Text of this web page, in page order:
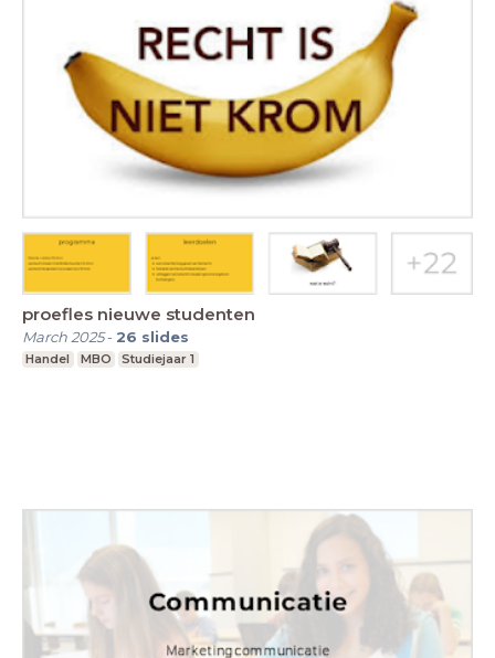
proefles nieuwe studenten
March 2025- 26 slides
Handel MBO Studiejaar 1